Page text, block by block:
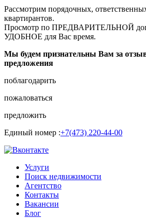
Рассмотрим порядочных,
квартирантов.
Просмотр по ПРЕДВАРИТЕЛЬНОЙ
УДОБНОЕ для Вас время.
Мы будем признательны Вам за
предложения
поблагодарить
пожаловаться
предложить
Единый номер :+7(473) 220-44-00
Услуги
Поиск недвижимости
Агентство
Контакты
Вакансии
Блог